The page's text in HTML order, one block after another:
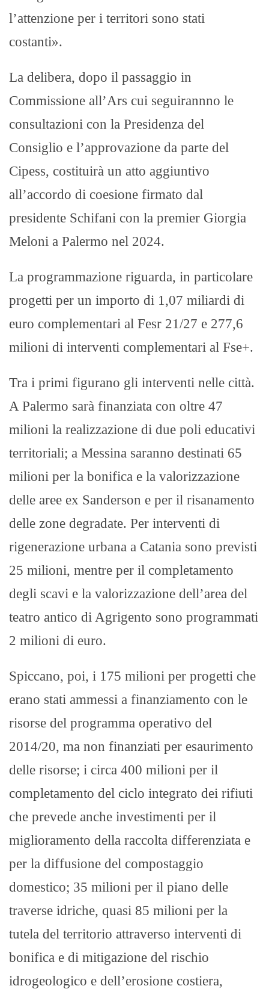
l’attenzione per i territori sono stati
costanti».
La delibera, dopo il passaggio in
Commissione all’Ars cui seguirannno le
consultazioni con la Presidenza del
Consiglio e l’approvazione da parte del
Cipess, costituirà un atto aggiuntivo
all’accordo di coesione firmato dal
presidente Schifani con la premier Giorgia
Meloni a Palermo nel 2024.
La programmazione riguarda, in particolare
progetti per un importo di 1,07 miliardi di
euro complementari al Fesr 21/27 e 277,6
milioni di interventi complementari al Fse+.
Tra i primi figurano gli interventi nelle città.
A Palermo sarà finanziata con oltre 47
milioni la realizzazione di due poli educativi
territoriali; a Messina saranno destinati 65
milioni per la bonifica e la valorizzazione
delle aree ex Sanderson e per il risanamento
delle zone degradate. Per interventi di
rigenerazione urbana a Catania sono previsti
25 milioni, mentre per il completamento
degli scavi e la valorizzazione dell’area del
teatro antico di Agrigento sono programmati
2 milioni di euro.
Spiccano, poi, i 175 milioni per progetti che
erano stati ammessi a finanziamento con le
risorse del programma operativo del
2014/20, ma non finanziati per esaurimento
delle risorse; i circa 400 milioni per il
completamento del ciclo integrato dei rifiuti
che prevede anche investimenti per il
miglioramento della raccolta differenziata e
per la diffusione del compostaggio
domestico; 35 milioni per il piano delle
traverse idriche, quasi 85 milioni per la
tutela del territorio attraverso interventi di
bonifica e di mitigazione del rischio
idrogeologico e dell’erosione costiera,